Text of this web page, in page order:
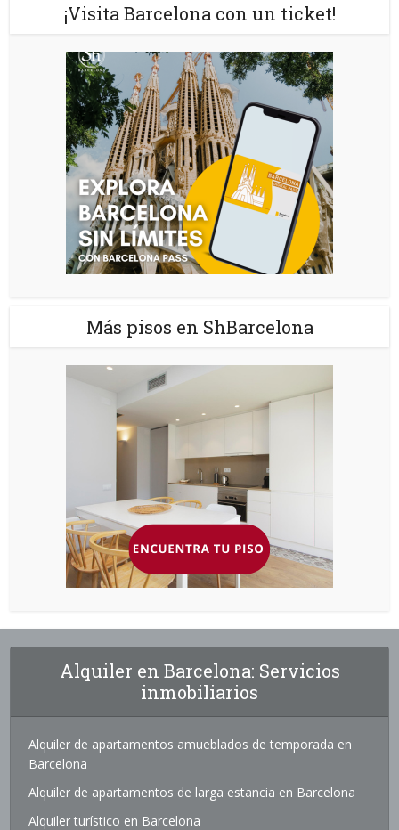
¡Visita Barcelona con un ticket!
Más pisos en ShBarcelona
Alquiler en Barcelona: Servicios
inmobiliarios
Alquiler de apartamentos amueblados de temporada en
Barcelona
Alquiler de apartamentos de larga estancia en Barcelona
Alquiler turístico en Barcelona